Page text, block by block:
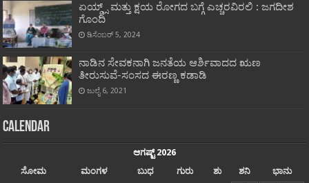
ಏಯ್ಡ್ಸ್ ಮತ್ತು ಕ್ಷಯ ರೋಗದ ಬಗ್ಗೆ ಎಚ್ಚರವಿರಲಿ : ಜಗದೀಶ
ಗೊಂದಿ
ಡಿಸೆಂಬರ್ 5, 2024
ನಾಡಿನ ಸೇವಕನಾಗಿ ಜನತೆಯ ಆರ್ಶಿವಾದದ ಋಣ
ತೀರುಸುವೆ-ಸಂಸದ ಈರಣ್ಣ ಕಡಾಡಿ
ಜುಲೈ 6, 2021
Calendar
ಆಗಷ್ಟ್ 2026
ಸೋಮ
ಮಂಗಳ ಬುಧ ಗುರು ಶು ಶನಿ
ಭಾನು